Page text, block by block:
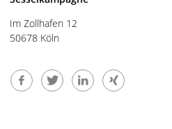
Im Zollhafen 12
50678 Köln